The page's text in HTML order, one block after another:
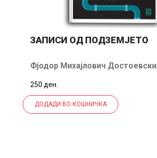
ЗАПИСИ ОД ПОДЗЕМЈЕТО
Фјодор Михајлович Достоевски
250 ден.
ДОДАДИ ВО КОШНИЧКА